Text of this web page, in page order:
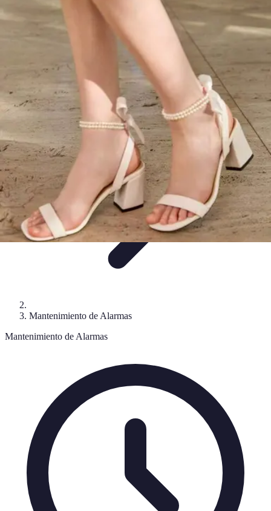
Urgencia Alarma
Consejos y Mantenimiento Guías y Tutoriales Consejos de
Guía de Compra Guías de Compra
Urgencia Alarma
Mantenimiento de Alarmas
Mantenimiento de Alarmas